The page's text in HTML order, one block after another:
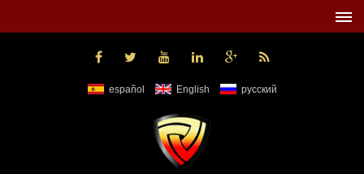
español English русский